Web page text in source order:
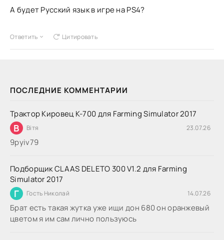
ПОСЛЕДНИЕ КОММЕНТАРИИ
Трактор Кировец К-700 для Farming Simulator 2017
В Вітя 23.07.26
9руіv79
Подборщик CLAAS DELETO 300 V1.2 для Farming
Simulator 2017
Г Гость Николай 14.07.26
Брат есть такая жутка уже ищи дон 680 он оранжевый
цветом я им сам лично пользуюсь
А будет Русский язык в игре на PS4?
Ответить Цитировать